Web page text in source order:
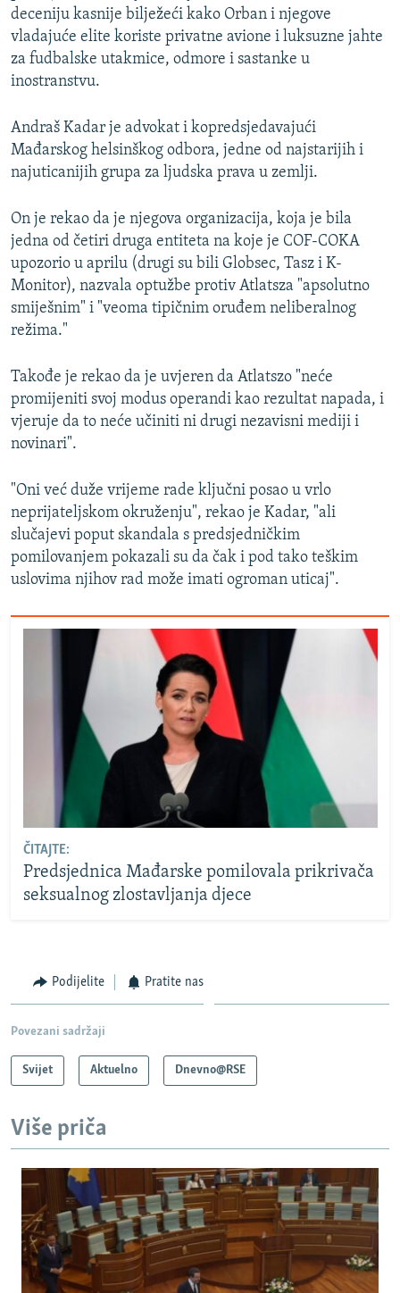
deceniju kasnije bilježeći kako Orban i njegove
vladajuće elite koriste privatne avione i luksuzne jahte
za fudbalske utakmice, odmore i sastanke u
inostranstvu.
Andraš Kadar je advokat i kopredsjedavajući
Mađarskog helsinškog odbora, jedne od najstarijih i
najuticanijih grupa za ljudska prava u zemlji.
On je rekao da je njegova organizacija, koja je bila
jedna od četiri druga entiteta na koje je COF-COKA
upozorio u aprilu (drugi su bili Globsec, Tasz i K-
Monitor), nazvala optužbe protiv Atlatsza "apsolutno
smiješnim" i "veoma tipičnim oruđem neliberalnog
režima."
Takođe je rekao da je uvjeren da Atlatszo "neće
promijeniti svoj modus operandi kao rezultat napada, i
vjeruje da to neće učiniti ni drugi nezavisni mediji i
novinari".
"Oni već duže vrijeme rade ključni posao u vrlo
neprijateljskom okruženju", rekao je Kadar, "ali
slučajevi poput skandala s predsjedničkim
pomilovanjem pokazali su da čak i pod tako teškim
uslovima njihov rad može imati ogroman uticaj".
ČITAJTE:
Predsjednica Mađarske pomilovala prikrivača
seksualnog zlostavljanja djece
Podijelite Pratite nas
Povezani sadržaji
Svijet Aktuelno Dnevno@RSE
Više priča